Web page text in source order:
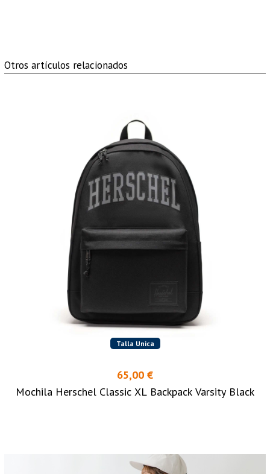
Otros artículos relacionados
Talla Unica
65,00 €
Mochila Herschel Classic XL Backpack Varsity Black